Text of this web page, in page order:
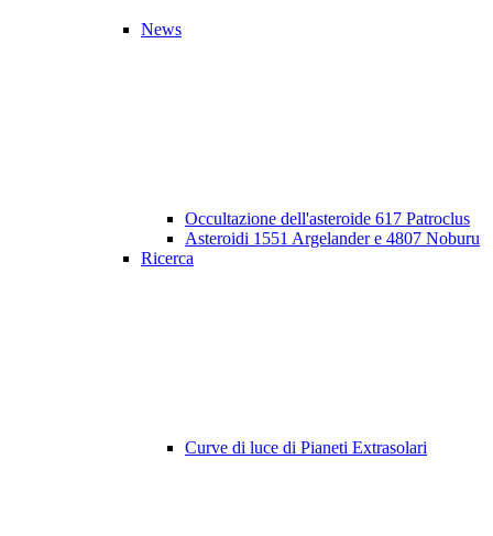
News
Occultazione dell'asteroide 617 Patroclus
Asteroidi 1551 Argelander e 4807 Noburu
Ricerca
Curve di luce di Pianeti Extrasolari